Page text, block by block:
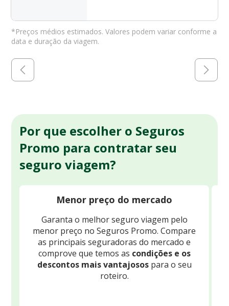
*Preços médios estimados. Valores podem variar conforme a
data e duração da viagem.
Por que escolher o Seguros
Promo para contratar seu
seguro viagem?
Menor preço do mercado
Garanta o melhor seguro viagem pelo
menor preço no Seguros Promo. Compare
as principais seguradoras do mercado e
comprove que temos as condições e os
descontos mais vantajosospara o seu
roteiro.